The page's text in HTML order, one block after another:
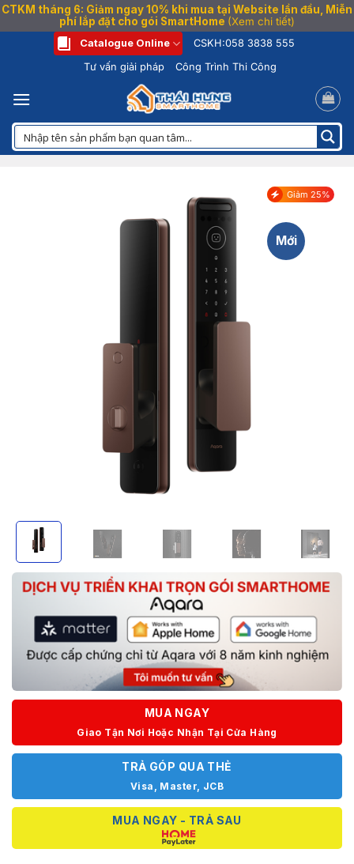
CTKM tháng 6: Giảm ngay 10% khi mua tại Website lần đầu, Miễn
phí lắp đặt cho gói SmartHome (Xem chi tiết)
dung
Catalogue Online CSKH:058 3838 555
Tư vấn giải pháp
Công Trình Thi Công
Giảm 25%
Mới
MUA NGAY
Giao Tận Nơi Hoặc Nhận Tại Cửa Hàng
TRẢ GÓP QUA THẺ
Visa, Master, JCB
MUA NGAY - TRẢ SAU